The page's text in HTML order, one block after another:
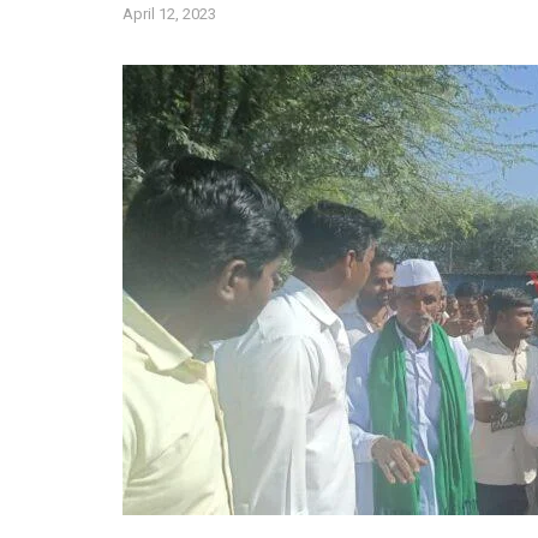
April 12, 2023